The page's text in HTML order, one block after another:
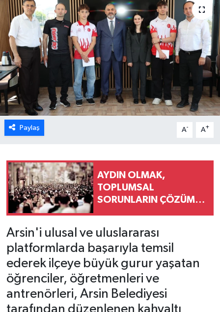
Paylaş A- A+
AYDIN OLMAK,
TOPLUMSAL
SORUNLARIN ÇÖZÜM
Arsin'i ulusal ve uluslararası
platformlarda başarıyla temsil
ederek ilçeye büyük gurur yaşatan
öğrenciler, öğretmenleri ve
antrenörleri, Arsin Belediyesi
tarafından düzenlenen kahvaltı